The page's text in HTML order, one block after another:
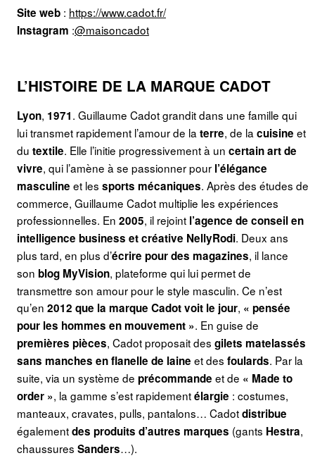
Site web : https://www.cadot.fr/
Instagram :@maisoncadot
L’HISTOIRE DE LA MARQUE CADOT
Lyon, 1971. Guillaume Cadot grandit dans une famille qui
lui transmet rapidement l’amour de la terre, de la cuisine et
du textile. Elle l’initie progressivement à un certain art de
vivre, qui l’amène à se passionner pour l’élégance
masculine et les sports mécaniques. Après des études de
commerce, Guillaume Cadot multiplie les expériences
professionnelles. En 2005, il rejoint l’agence de conseil en
intelligence business et créative NellyRodi. Deux ans
plus tard, en plus d’écrire pour des magazines, il lance
son blog MyVision, plateforme qui lui permet de
transmettre son amour pour le style masculin. Ce n’est
qu’en 2012 que la marque Cadot voit le jour, « pensée
pour les hommes en mouvement ». En guise de
premières pièces, Cadot proposait des gilets matelassés
sans manches en flanelle de laine et des foulards. Par la
suite, via un système de précommande et de « Made to
order », la gamme s’est rapidementélargie : costumes,
manteaux, cravates, pulls, pantalons… Cadotdistribue
égalementdes produits d’autres marques (gants Hestra,
chaussures Sanders…).